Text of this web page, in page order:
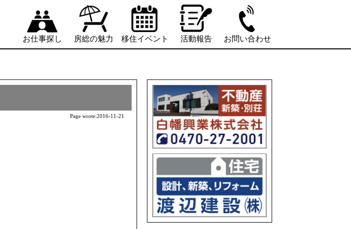
お仕事探し 房総の魅力 移住イベント 活動報告 お問い合わせ
Page wrote:2016-11-21